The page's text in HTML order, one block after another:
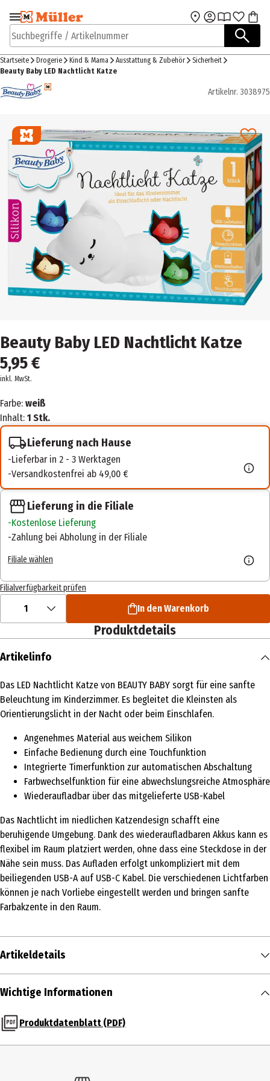
Zur Navigation
springen
Zum Hauptinhalt
Suchbegriffe / Artikelnummer
Startseite Drogerie Kind & Mama Ausstattung & Zubehör
Sicherheit
Beauty Baby LED Nachtlicht Katze
Artikelnr. 3038975
Beauty Baby LED Nachtlicht Katze
5,95 €
inkl. MwSt.
Farbe: weiß
Inhalt: 1 Stk.
Lieferung nach Hause
Lieferbar in 2 - 3 Werktagen
Versandkostenfrei ab 49,00 €
Lieferung in die Filiale
Kostenlose Lieferung
Zahlung bei Abholung in der Filiale
Filiale wählen
Filialverfügbarkeit prüfen
1 In den Warenkorb
Produktdetails
Artikelinfo
Das LED Nachtlicht Katze von BEAUTY BABY sorgt für eine sanfte
Beleuchtung im Kinderzimmer. Es begleitet die Kleinsten als
Orientierungslicht in der Nacht oder beim Einschlafen.
Angenehmes Material aus weichem Silikon
Einfache Bedienung durch eine Touchfunktion
Integrierte Timerfunktion zur automatischen Abschaltung
Farbwechselfunktion für eine abwechslungsreiche Atmosphäre
Wiederaufladbar über das mitgelieferte USB-Kabel
Das Nachtlicht im niedlichen Katzendesign schafft eine
beruhigende Umgebung. Dank des wiederaufladbaren Akkus kann es
flexibel im Raum platziert werden, ohne dass eine Steckdose in der
Nähe sein muss. Das Aufladen erfolgt unkompliziert mit dem
beiliegenden USB-A auf USB-C Kabel. Die verschiedenen Lichtfarben
können je nach Vorliebe eingestellt werden und bringen sanfte
Farbakzente in den Raum.
Artikeldetails
Inhalt
Produkttyp
Nachtlicht
Wichtige Informationen
Produktdatenblatt (PDF)